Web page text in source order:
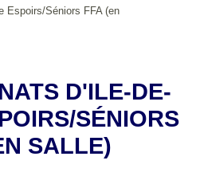
Espoirs/Séniors FFA (en
D'ILE-DE-
SÉNIORS
SALLE)